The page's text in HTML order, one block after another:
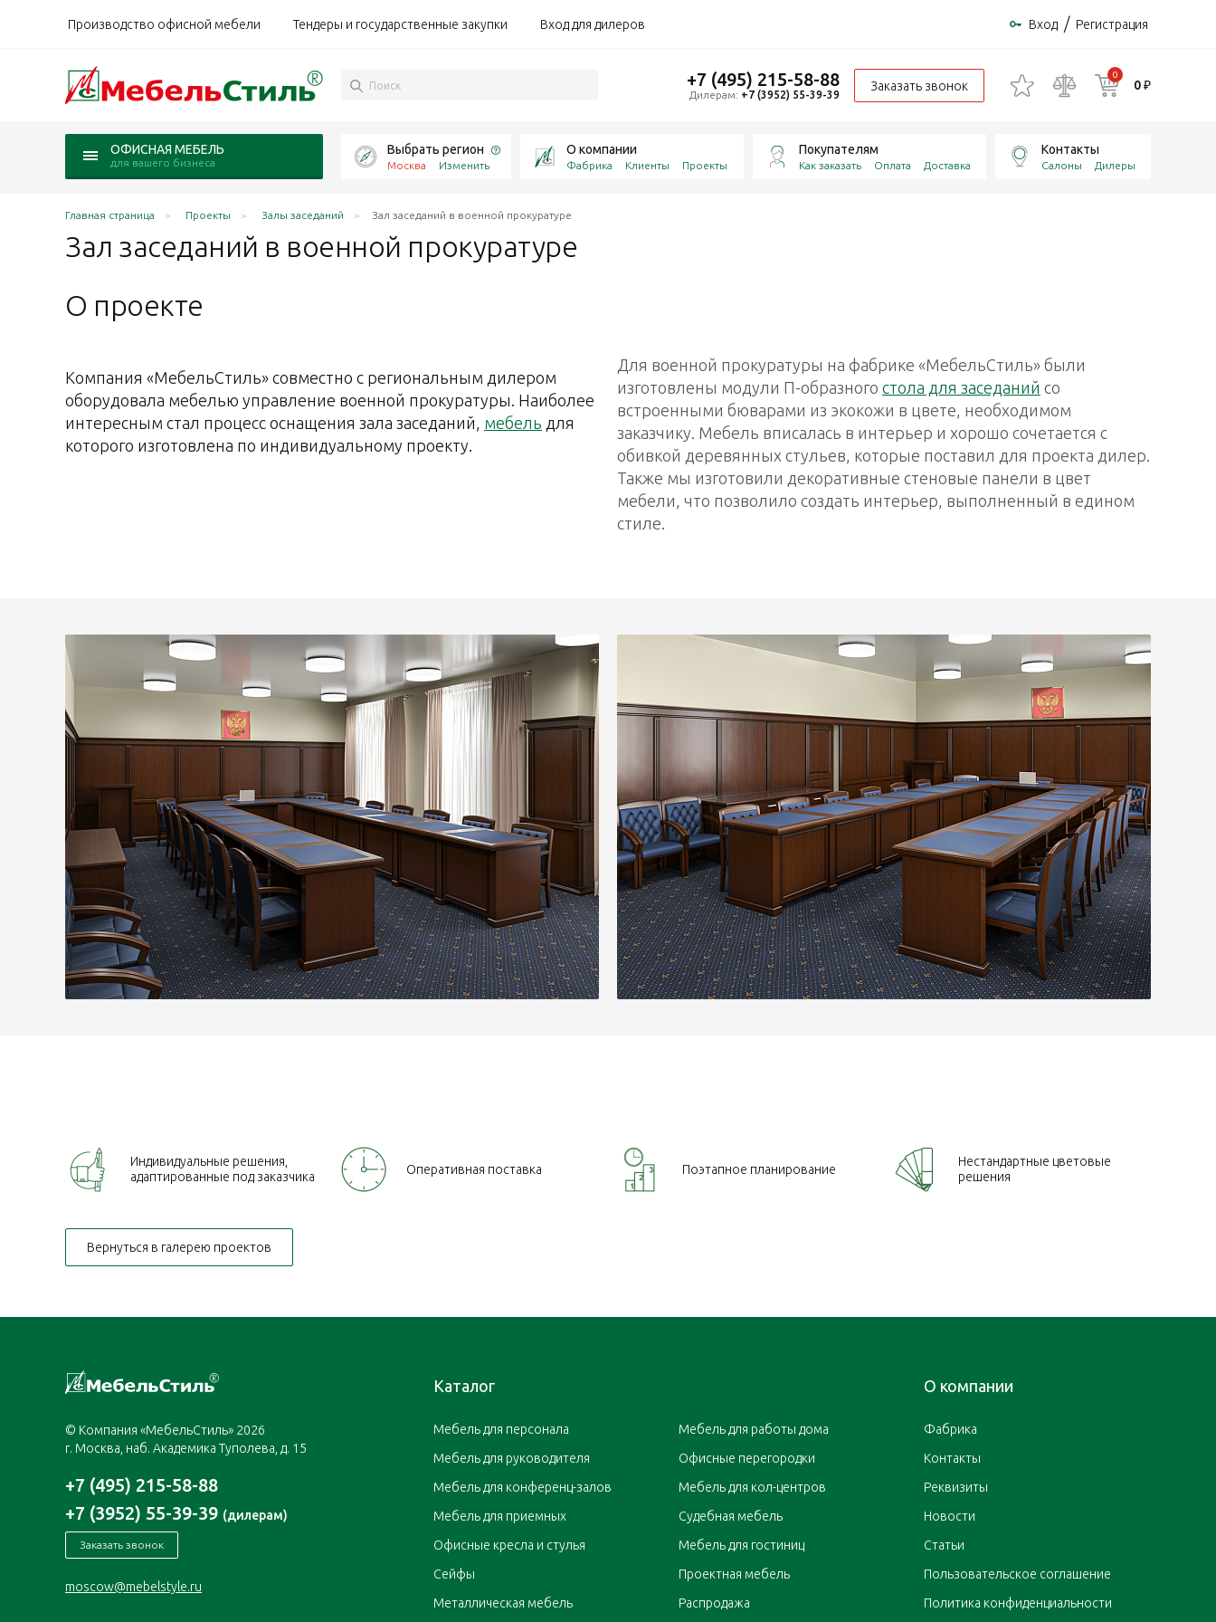
Производство офисной мебели Тендеры и государственные закупки Вход для дилеров Вход / Регистрация
+7 (495) 215-58-88
Дилерам: +7 (3952) 55-39-39
Заказать звонок
0
0 ₽
ОФИСНАЯ МЕБЕЛЬ
для вашего бизнеса
Выбрать регион
Москва Изменить
О компании
Фабрика Клиенты Проекты
Покупателям
Как заказать Оплата Доставка
Контакты
Салоны Дилеры
Главная страница Проекты Залы заседаний Зал заседаний в военной прокуратуре
Зал заседаний в военной прокуратуре
О проекте
Компания «МебельСтиль» совместно с региональным дилером
оборудовала мебелью управление военной прокуратуры. Наиболее
интересным стал процесс оснащения зала заседаний, мебель для
которого изготовлена по индивидуальному проекту.
Для военной прокуратуры на фабрике «МебельСтиль» были
изготовлены модули П-образного стола для заседаний со
встроенными бюварами из экокожи в цвете, необходимом
заказчику. Мебель вписалась в интерьер и хорошо сочетается с
обивкой деревянных стульев, которые поставил для проекта дилер.
Также мы изготовили декоративные стеновые панели в цвет
мебели, что позволило создать интерьер, выполненный в едином
стиле.
Индивидуальные решения,
адаптированные под заказчика
Оперативная поставка Поэтапное планирование
Нестандартные цветовые
решения
Вернуться в галерею проектов
© Компания «МебельСтиль» 2026
г. Москва, наб. Академика Туполева, д. 15
+7 (495) 215-58-88
+7 (3952) 55-39-39 (дилерам)
Заказать звонок
moscow@mebelstyle.ru
Каталог
Мебель для персонала
Мебель для руководителя
Мебель для конференц-залов
Мебель для приемных
Офисные кресла и стулья
Сейфы
Металлическая мебель
Мебель для работы дома
Офисные перегородки
Мебель для кол-центров
Судебная мебель
Мебель для гостиниц
Проектная мебель
Распродажа
О компании
Фабрика
Контакты
Реквизиты
Новости
Статьи
Пользовательское соглашение
Политика конфиденциальности